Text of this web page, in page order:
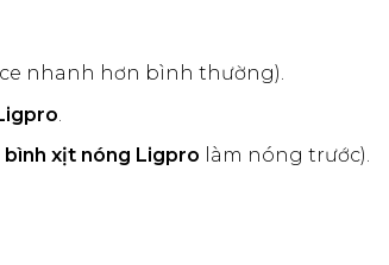
nhanh hơn bình thường).
bình xịt nóng Ligpro làm nóng trước).